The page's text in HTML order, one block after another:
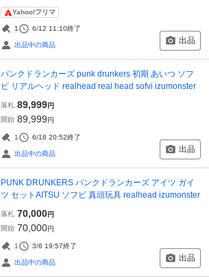
Yahoo!フリマ
1 6/12 11:10終了
出品中の商品 出品
パンクドランカーズ punk drunkers 初期 あいつ ソフ
ビ リアルヘッド realhead real head sofvi izumonster
落札 89,999円
開始 89,999円
1 6/18 20:52終了
出品中の商品 出品
PUNK DRUNKERS パンクドランカーズ アイツ ガイ
ツ セットAITSU ソフビ 真頭玩具 realhead izumonster
落札 70,000円
開始 70,000円
1 3/6 19:57終了
出品中の商品 出品